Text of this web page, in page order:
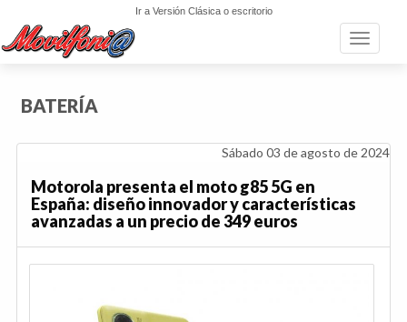
Ir a Versión Clásica o escritorio
Toggle
BATERÍA
Sábado 03 de agosto de 2024
Motorola presenta el moto g85 5G en
España: diseño innovador y características
avanzadas a un precio de 349 euros